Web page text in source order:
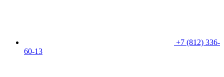
+7 (812) 336-
60-13